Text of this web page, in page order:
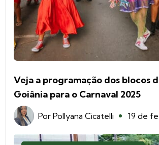
Veja a programação dos blocos
Goiânia para o Carnaval 2025
Por Pollyana Cicatelli 19 de